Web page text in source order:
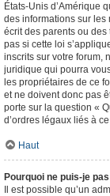
États-Unis d’Amérique
des informations sur
écrit des parents ou
pas si cette loi
inscrits sur votre forum,
juridique qui pourra
les propriétaires de ce
et ne doivent donc pas
porte sur la question «
d’ordres légaux liés à
Haut
Pourquoi ne puis-je
Il est possible qu’un